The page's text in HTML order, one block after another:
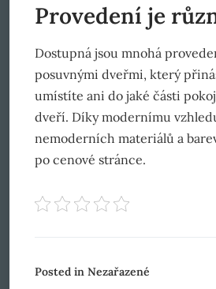
Provedení je
Dostupná jsou mnohá
posuvnými dveřmi, který
umístíte ani do jaké části
dveří. Díky modernímu
nemoderních materiálů a
po cenové stránce.
Posted in Nezařazené